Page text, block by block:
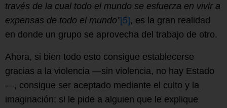
través de la cual todo el mundo se esfuerza en vivir a
expensas de todo el mundo”[5], es la gran realidad
en donde un grupo se aprovecha del trabajo de otro.
Ahora, si bien todo esto consigue establecerse
gracias a la violencia —sin violencia, no hay Estado
—, consigue ser aceptado mediante el culto y la
imaginación; si le pide a alguien que le explique